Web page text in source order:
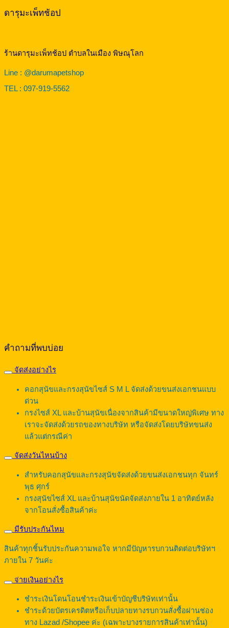
ดารุมะเพ็ทช้อป
ร้านดารุมะเพ็ทช้อป ตำบลในเมือง พิษณุโลก
Line : @darumapetshop
TEL : 097-919-5562
คำถามที่พบบ่อย
จัดส่งอย่างไร
คอกสุนัขและกรงสุนัขไซส์ S M L จัดส่งด้วยขนส่งเอกชนแบบ
ด่วน
กรงไซส์ XL และบ้านสุนัขเนื่องจากสินค้ามีขนาดใหญ่พิเศษ ทาง
เราจะจัดส่งด้วยรถของทางบริษัท หรือจัดส่งโดยบริษัทขนส่ง
แล้วแต่กรณีค่า
จัดส่งวันไหนบ้าง
สำหรับคอกสุนัขและกรงสุนัขจัดส่งด้วยขนส่งเอกชนทุก จันทร์
พุธ ศุกร์
กรงสุนัขไซส์ XL และบ้านสุนัขนัดจัดส่งภายใน 1 อาทิตย์หลัง
จากโอนสั่งซื้อสินค้าค่ะ
มีรับประกันไหม
สินค้าทุกชิ้นรับประกันความพอใจ หากมีปัญหารบกวนติดต่อบริษัทฯ
ภายใน 7 วันค่ะ
จ่ายเงินอย่างไร
ชำระเงินโดนโอนชำระเงินเข้าบัญชีบริษัทเท่านั้น
ชำระด้วยบัตรเครดิตหรือเก็บปลายทางรบกวนสั่งซื้อผ่านช่อง
ทาง Lazad /Shopee ค่ะ (เฉพาะบางรายการสินค้าเท่านั้น)